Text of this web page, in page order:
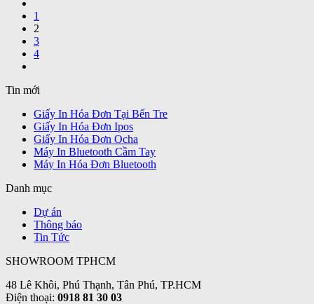
1
2
3
4
Tin mới
Giấy In Hóa Đơn Tại Bến Tre
Giấy In Hóa Đơn Ipos
Giấy In Hóa Đơn Ocha
Máy In Bluetooth Cầm Tay
Máy In Hóa Đơn Bluetooth
Danh mục
Dự án
Thông báo
Tin Tức
SHOWROOM TPHCM
48 Lê Khôi, Phú Thạnh, Tân Phú, TP.HCM
Điện thoại: 0918 81 30 03